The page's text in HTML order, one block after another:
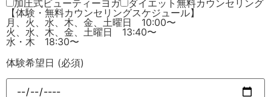
加圧式ビューティーヨガ
ダイエット無料カウンセリング
【体験・無料カウンセリングスケジュール】
月、火、水、木、金、土曜日 10:00〜
火、水、木、金、土曜日 13:40〜
水・木 18:30〜
体験希望日 (必須)